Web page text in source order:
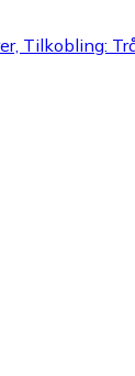
Tilkobling: